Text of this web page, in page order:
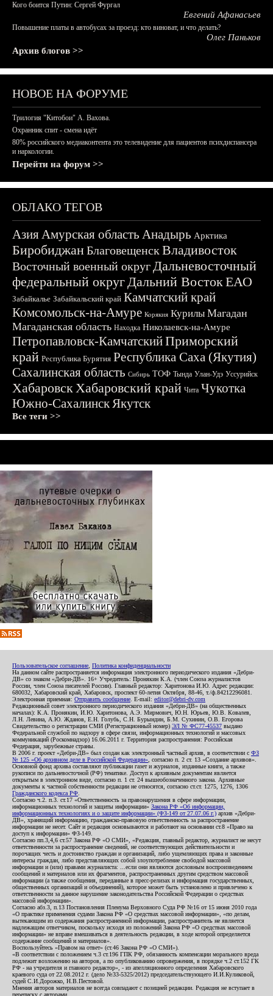
Кого боится Путин: Сергей Фургал
Евгений Афанасьев
Повышение платы в автобусах за проезд: кто виноват, и что делать?
Олег Паньков
Архив блогов >>
НОВОЕ НА ФОРУМЕ
Трилогия "Китобои" А. Вахова.
Охранник спит - смена идёт
80% российского медиаконтента это телевидение для пациентов психдиспансера
и наркологии.
Перейти на форум >>
ОБЛАКО ТЕГОВ
АзияАмурская область Анадырь Арктика
БиробиджанБлаговещенскВладивосток
Восточный военный округДальневосточный
федеральный округДальний ВостокЕАО
Забайкалье Забайкальский край Камчатский край
Комсомольск-на-Амуре Корякия Курилы Магадан
Магаданская область Находка Николаевск-на-Амуре
Петропавловск-КамчатскийПриморский
край Республика Бурятия Республика Саха (Якутия)
Сахалинская область Сибирь ТОФ Тында Улан-Удэ Уссурийск
ХабаровскХабаровский край Чита Чукотка
Южно-СахалинскЯкутск
Все теги >>
Пользовательское соглашение Политика конфиденциальности
На данном сайте распространяется информация электронного периодического издания «Дебри-
ДВ» со знаком «Дебри-ДВ». 16+ Учредитель: Пронякин К.А. (член Союза журналистов
России, член Союза писателей России). Главный редактор: Харитонова И.Ю. Адрес редакции:
680032, Хабаровский край, Хабаровск, проспект 60-летия Октября, 88-46, т./ф.84212296081.
Электронная приемная: Отправить сообщение . E-mail: editor@debri-dv.com
Редакционный совет электронного периодического издания «Дебри-ДВ» (на общественных
началах): К.А. Пронякин, И.Ю. Харитонова, А.Э. Мирмович, Ю.Н. Юрьев, Ю.В. Ковалев,
Л.Н. Левина, А.Ю. Жданов, Е.Н. Голубь, С.Н. Бурындин, Б.М. Сухинин, О.В. Егорова
Свидетельство о регистрации СМИ (Регистрационный номер) ЭЛ № ФС77-45537 выдано
Федеральной службой по надзору в сфере связи, информационных технологий и массовых
коммуникаций (Роскомнадзор) 16.06.2011 г. Территория распространения: Российская
Федерация, зарубежные страны.
В 2006 г. проект «Дебри-ДВ» был создан как электронный частный архив, в соответствии с ФЗ
№ 125 «Об архивном деле в Российской Федерации» , согласно п. 2 ст. 13 «Создание архивов».
Основной фонд архива составляют публикации газет и журналов, изданные книги, а также
рукописи по дальневосточной (РФ) тематике. Доступ к архивным документам является
открытым в электронном виде, согласно п. 1 ст. 24 вышеобозначенного закона. Архивные
документы к частной собственности редакции не относятся, согласно ст.ст. 1275, 1276, 1306
Гражданского кодекса РФ
Согласно ч.2. п.3. ст.17 «Ответственность за правонарушения в сфере информации,
информационных технологий и защиты информации» Закона РФ «Об информации,
информационных технологиях и о защите информации» (ФЗ-149 от 27.07.06 г.) архив «Дебри-
ДВ», хранящий информацию, гражданско-правовую ответственность за распространение
информации не несет. Сайт и редакция основываются и работают на основании ст.8 «Право на
доступ к информации» ФЗ-149.
Согласно пп.3,4,6 ст.57 Закона РФ «О СМИ», «Редакция, главный редактор, журналист не несут
ответственности за распространение сведений, не соответствующих действительности и
порочащих честь и достоинство граждан и организаций, либо ущемляющих права и законные
интересы граждан, либо представляющих собой злоупотребление свободой массовой
информации и (или) правами журналиста: ...если они являются дословным воспроизведением
сообщений и материалов или их фрагментов, распространенных другим средством массовой
информации (а также сообщения, переданные в пресс-релизах и информация государственных,
общественных организаций и объединений), которое может быть установлено и привлечено к
ответственности за данное нарушение законодательства Российской Федерации о средствах
массовой информации».
Согласно абз.3, п.13 Постановления Пленума Верховного Суда РФ №16 от 15 июня 2010 года
«О практике применения судами Закона РФ «О средствах массовой информации», «по делам,
вытекающим из содержания распространенной информации, распространитель не является
надлежащим ответчиком, поскольку исходя из положений Закона РФ «О средствах массовой
информации» не вправе вмешиваться в деятельность редакции, в ходе которой определяется
содержание сообщений и материалов».
Воспользуйтесь «Правом на ответ» (ст.46 Закона РФ «О СМИ»).
«В соответствии с положением ч.3 ст.196 ГПК РФ, обязанность компенсации морального вреда
подлежит возложению на авторов, а по опубликованию опровержения, в порядке ч.2 ст.152 ГК
РФ - на учредителя и главного редактор», - из апелляционного определения Хабаровского
краевого суда от 22.08.2012 г. (дело №33-5325/2012) председательствующего И.И.Куликовой,
судей С.И.Дорожко, Н.В.Пестовой.
Мнения авторов материалов не всегда совпадают с позицией редакции. Редакция не вступает в
переписку с авторами.